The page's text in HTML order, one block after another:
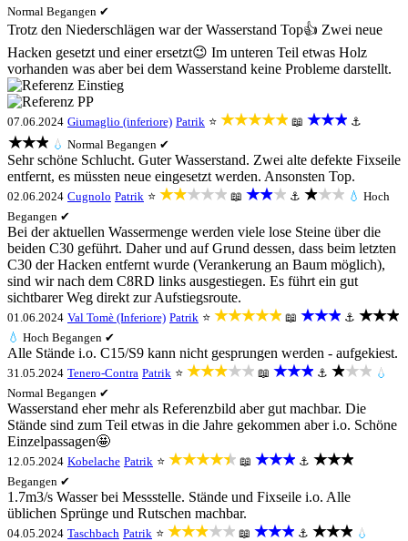
Normal Begangen ✔
Trotz den Niederschlägen war der Wasserstand Top👍 Zwei neue
Hacken gesetzt und einer ersetzt😉 Im unteren Teil etwas Holz
vorhanden was aber bei dem Wasserstand keine Probleme darstellt.
07.06.2024 Giumaglio (inferiore) Patrik ⭐ ★★★★★ 📖 ★★★ ⚓
★★★ 💧 Normal Begangen ✔
Sehr schöne Schlucht. Guter Wasserstand. Zwei alte defekte Fixseile
entfernt, es müssten neue eingesetzt werden. Ansonsten Top.
02.06.2024 Cugnolo Patrik ⭐ ★★★★★ 📖 ★★★ ⚓ ★★★ 💧 Hoch
Begangen ✔
Bei der aktuellen Wassermenge werden viele lose Steine über die
beiden C30 geführt. Daher und auf Grund dessen, dass beim letzten
C30 der Hacken entfernt wurde (Verankerung an Baum möglich),
sind wir nach dem C8RD links ausgestiegen. Es führt ein gut
sichtbarer Weg direkt zur Aufstiegsroute.
01.06.2024 Val Tomè (Inferiore) Patrik ⭐ ★★★★★ 📖 ★★★ ⚓ ★★★
💧 Hoch Begangen ✔
Alle Stände i.o. C15/S9 kann nicht gesprungen werden - aufgekiest.
31.05.2024 Tenero-Contra Patrik ⭐ ★★★★★ 📖 ★★★ ⚓ ★★★ 💧
Normal Begangen ✔
Wasserstand eher mehr als Referenzbild aber gut machbar. Die
Stände sind zum Teil etwas in die Jahre gekommen aber i.o. Schöne
Einzelpassagen🤩
12.05.2024 Kobelache Patrik ⭐ ★★★★★ 📖 ★★★ ⚓ ★★★
Begangen ✔
1.7m3/s Wasser bei Messstelle. Stände und Fixseile i.o. Alle
üblichen Sprünge und Rutschen machbar.
04.05.2024 Taschbach Patrik ⭐ ★★★★★ 📖 ★★★ ⚓ ★★★ 💧